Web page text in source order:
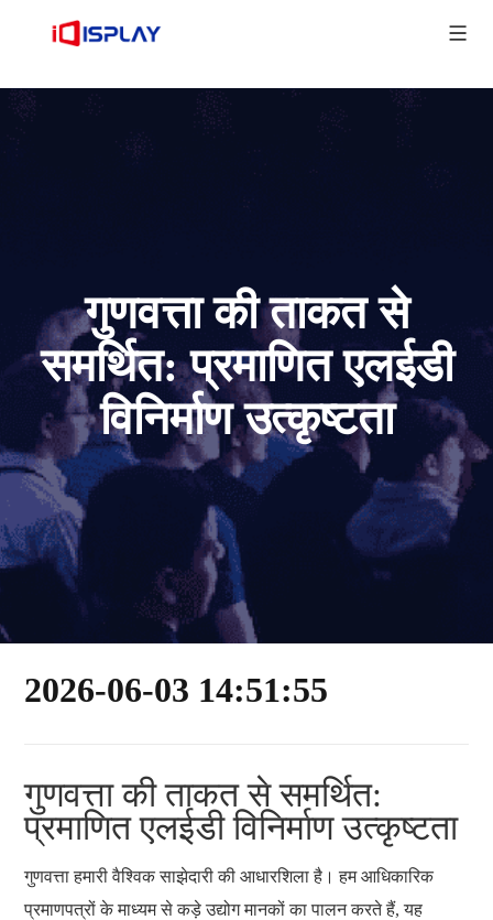
गुणवत्ता की ताकत से
समर्थित: प्रमाणित एलईडी
विनिर्माण उत्कृष्टता
2026-06-03 14:51:55
गुणवत्ता की ताकत से समर्थित:
प्रमाणित एलईडी विनिर्माण उत्कृष्टता
गुणवत्ता हमारी वैश्विक साझेदारी की आधारशिला है। हम आधिकारिक
प्रमाणपत्रों के माध्यम से कड़े उद्योग मानकों का पालन करते हैं, यह